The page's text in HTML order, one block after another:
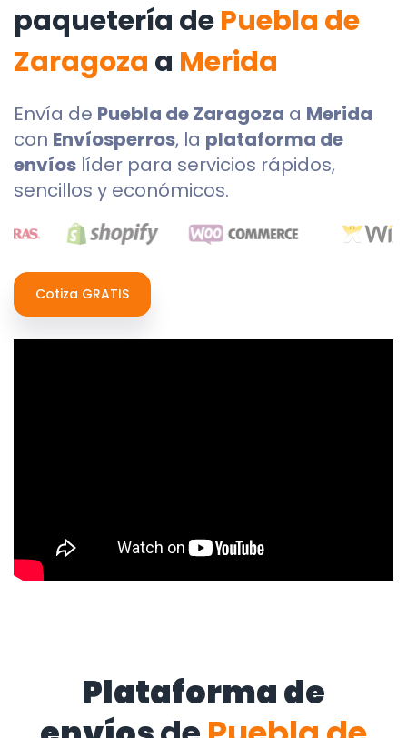
paquetería dePuebla de
Zaragoza a Merida
Envía de Puebla de Zaragoza a Merida
con Envíosperros, la plataforma de
envíos líder para servicios rápidos,
sencillos y económicos.
Cotiza GRATIS
Plataforma de